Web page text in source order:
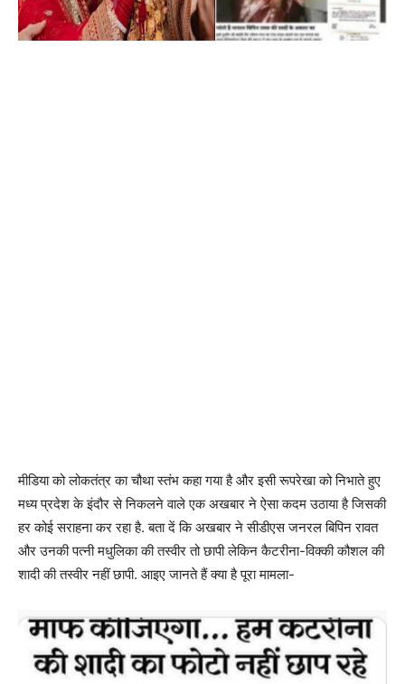
मीडिया को लोकतंत्र का चौथा स्तंभ कहा गया है और इसी रूपरेखा को निभाते हुए
मध्य प्रदेश के इंदौर से निकलने वाले एक अखबार ने ऐसा कदम उठाया है जिसकी
हर कोई सराहना कर रहा है. बता दें कि अखबार ने सीडीएस जनरल बिपिन रावत
और उनकी पत्नी मधुलिका की तस्वीर तो छापी लेकिन कैटरीना-विक्की कौशल की
शादी की तस्वीर नहीं छापी. आइए जानते हैं क्या है पूरा मामला-